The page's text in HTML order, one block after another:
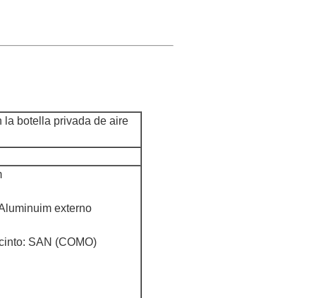
la botella privada de aire
externo
SAN (COMO)